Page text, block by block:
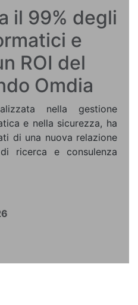
il 99% degli
e
ROI del
Omdia
nella gestione
e nella sicurezza, ha
di una nuova relazione
ricerca e consulenza